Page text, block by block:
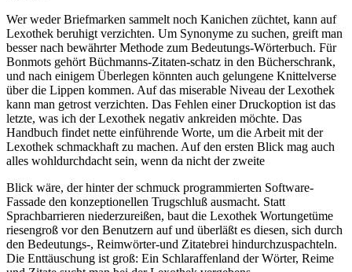
Wer weder Briefmarken sammelt noch Kanichen züchtet, kann auf
Lexothek beruhigt verzichten. Um Synonyme zu suchen, greift man
besser nach bewährter Methode zum Bedeutungs-Wörterbuch. Für
Bonmots gehört Büchmanns-Zitaten-schatz in den Bücherschrank,
und nach einigem Überlegen könnten auch gelungene Knittelverse
über die Lippen kommen. Auf das miserable Niveau der Lexothek
kann man getrost verzichten. Das Fehlen einer Druckoption ist das
letzte, was ich der Lexothek negativ ankreiden möchte. Das
Handbuch findet nette einführende Worte, um die Arbeit mit der
Lexothek schmackhaft zu machen. Auf den ersten Blick mag auch
alles wohldurchdacht sein, wenn da nicht der zweite
Blick wäre, der hinter der schmuck programmierten Software-
Fassade den konzeptionellen Trugschluß ausmacht. Statt
Sprachbarrieren niederzureißen, baut die Lexothek Wortungetüme
riesengroß vor den Benutzern auf und überläßt es diesen, sich durch
den Bedeutungs-, Reimwörter-und Zitatebrei hindurchzuspachteln.
Die Enttäuschung ist groß: Ein Schlaraffenland der Wörter, Reime